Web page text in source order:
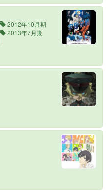
2012年10月期
2013年7月期